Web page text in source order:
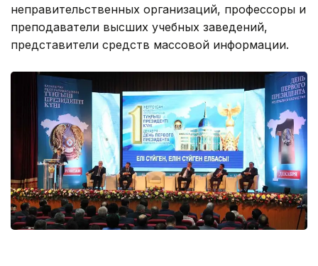
неправительственных организаций, профессоры и
преподаватели высших учебных заведений,
представители средств массовой информации.